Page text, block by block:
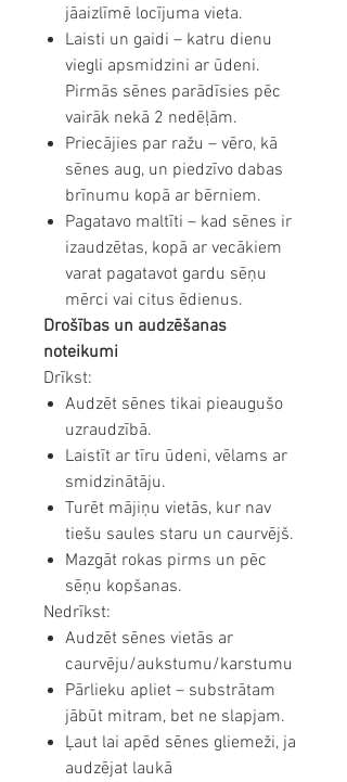
jāaizlīmē locījuma vieta.
Laisti un gaidi – katru dienu
viegli apsmidzini ar ūdeni.
Pirmās sēnes parādīsies pēc
vairāk nekā 2 nedēļām.
Priecājies par ražu – vēro, kā
sēnes aug, un piedzīvo dabas
brīnumu kopā ar bērniem.
Pagatavo maltīti – kad sēnes ir
izaudzētas, kopā ar vecākiem
varat pagatavot gardu sēņu
mērci vai citus ēdienus.
Drošības un audzēšanas
noteikumi
Drīkst:
Audzēt sēnes tikai pieaugušo
uzraudzībā.
Laistīt ar tīru ūdeni, vēlams ar
smidzinātāju.
Turēt mājiņu vietās, kur nav
tiešu saules staru un caurvējš.
Mazgāt rokas pirms un pēc
sēņu kopšanas.
Nedrīkst:
Audzēt sēnes vietās ar
caurvēju/aukstumu/karstumu
Pārlieku apliet – substrātam
jābūt mitram, bet ne slapjam.
Ļaut lai apēd sēnes gliemeži, ja
audzējat laukā